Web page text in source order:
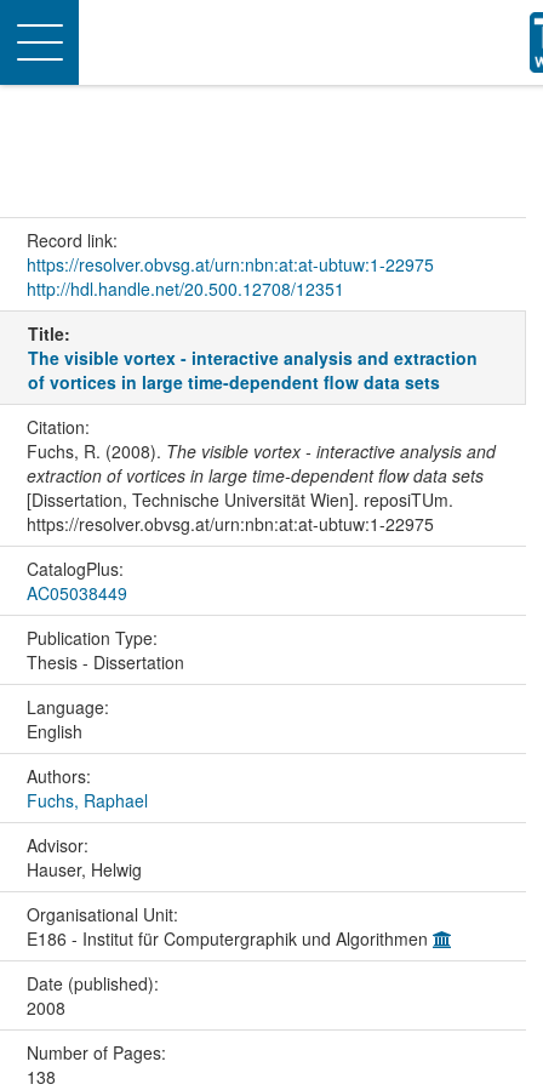
Toggle
navigation
Record link:
https://resolver.obvsg.at/urn:nbn:at:at-ubtuw:1-22975
http://hdl.handle.net/20.500.12708/12351
Title:
The visible vortex - interactive analysis and extraction
of vortices in large time-dependent flow data sets
Citation:
Fuchs, R. (2008). The visible vortex - interactive analysis and
extraction of vortices in large time-dependent flow data sets
[Dissertation, Technische Universität Wien]. reposiTUm.
https://resolver.obvsg.at/urn:nbn:at:at-ubtuw:1-22975
CatalogPlus:
AC05038449
Publication Type:
Thesis - Dissertation
Language:
English
Authors:
Fuchs, Raphael
Advisor:
Hauser, Helwig
Organisational Unit:
E186 - Institut für Computergraphik und Algorithmen
Date (published):
2008
Number of Pages:
138